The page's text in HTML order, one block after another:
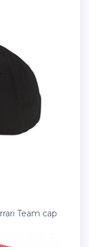
Team cap